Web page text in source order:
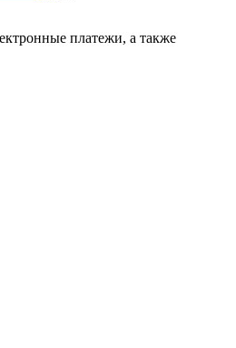
платежи, а также